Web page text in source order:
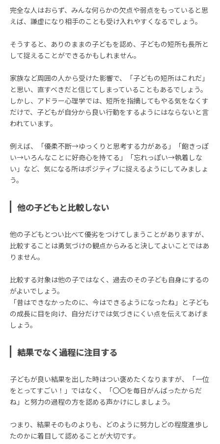
完全な人はおらず、みんな何らかの欠点や弱点をもっていると思
えば、謙虚になり相手のことも受け入れやすくなるでしょう。
そうすると、ありのままの子どもを認め、子どもの短所も長所と
して捉えることができるかもしれません。
家族など周囲の人から受けた影響で、「子どもの短所はこれだ」
と思い、直すべきだと信じてしまっていることもあるでしょう。
しかし、アドラー心理学では、短所を指摘してもやる気をなくす
だけで、子どもが自分から良い行動をするようにはならないと言
われています。
例えば、「優柔不断→ゆっくりと思考する力がある」「飽きっぽ
い→いろんなことに好奇心を持てる」「忘れっぽい→執着しな
い」など、気になる所はポジティブに捉えるようにしてみましょ
う。
他の子どもと比較しない
他の子どもとつい比べて優劣をつけてしまうことがありますが、
比較することは勇気づけの観点からみると決してよいことではあ
りません。
比較する対象は他の子ではなく、過去のその子ども自身にするの
がよいでしょう。
「昔はできなかったのに、今はできるようになったね」と子ども
の成長に目を向け、自分だけでは気づきにくい点を伝えてあげま
しょう。
結果でなく過程に注目する
子どもが良い結果を出した時はつい褒めたくなりますが、「一位
をとってすごい！」ではなく、「〇〇を毎日がんばったからだ
ね」と努力の過程の方を認める声かけにしましょう。
つまり、結果そのものよりも、どのように努力しどの程度進歩し
たのかに着目して認めることが大切です。